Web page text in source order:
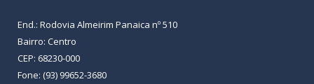
End.: Rodovia Almeirim Panaica nº 510
Bairro: Centro
CEP: 68230-000
Fone: (93) 99652-3680